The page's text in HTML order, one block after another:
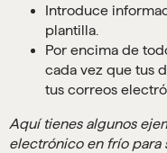
Introduce
plantilla.
Por encima de
cada vez que tus
tus correos
Aquí tienes algunos
electrónico en frío para